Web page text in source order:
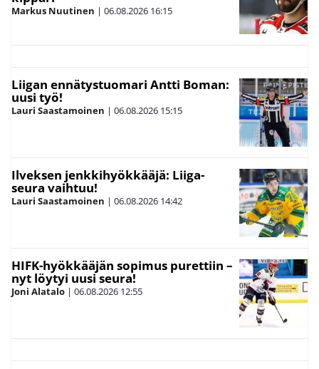
Markus Nuutinen | 06.08.2026 16:15
Liigan ennätystuomari Antti Boman:
uusi työ!
Lauri Saastamoinen | 06.08.2026 15:15
Ilveksen jenkkihyökkääjä: Liiga-
seura vaihtuu!
Lauri Saastamoinen | 06.08.2026 14:42
HIFK-hyökkääjän sopimus purettiin –
nyt löytyi uusi seura!
Joni Alatalo | 06.08.2026 12:55